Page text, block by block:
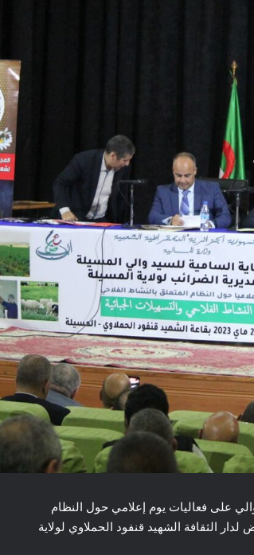
السيد رئيس ديوان السيد الوالي على فعاليات يوم إعلامي حول النظام
الثقافة الشهيد قنفود الحملاوي لولاية